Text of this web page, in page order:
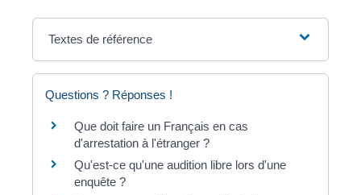
Textes de référence
Questions ? Réponses !
Que doit faire un Français en cas
d'arrestation à l'étranger ?
Qu'est-ce qu'une audition libre lors d'une
enquête ?